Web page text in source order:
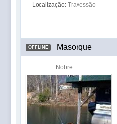
Localização: Travessão
OFFLINE Masorque
Nobre